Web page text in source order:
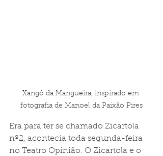
Xangô da Mangueira, inspirado em
fotografia de Manoel da Paixão Pires
Era para ter se chamado Zicartola
nº2, acontecia toda segunda-feira
no Teatro Opinião. O Zicartola e o